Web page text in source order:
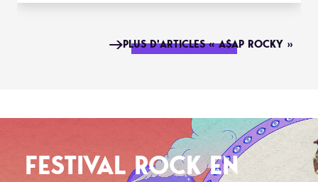
PLUS D'ARTICLES « A$AP ROCKY »
FESTIVAL ROCK EN